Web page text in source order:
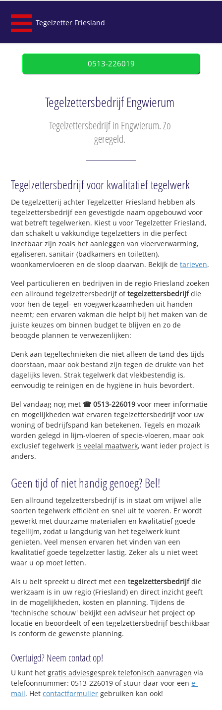
Tegelzetter Friesland
0513-226019
Tegelzettersbedrijf Engwierum
Tegelzettersbedrijf in Engwierum. Zo
geregeld.
Tegelzettersbedrijf voor kwalitatief tegelwerk
De tegelzetterij achter Tegelzetter Friesland hebben als
tegelzettersbedrijf een gevestigde naam opgebouwd voor
wat betreft tegelwerken. Kiest u voor Tegelzetter Friesland,
dan schakelt u vakkundige tegelzetters in die perfect
inzetbaar zijn zoals het aanleggen van vloerverwarming,
egaliseren, sanitair (badkamers en toiletten),
woonkamervloeren en de sloop daarvan. Bekijk detarieven.
Veel particulieren en bedrijven in de regio Friesland zoeken
een allround tegelzettersbedrijf oftegelzettersbedrijfdie
voor hen de tegel- en voegwerkzaamheden uit handen
neemt; een ervaren vakman die helpt bij het maken van de
juiste keuzes om binnen budget te blijven en zo de
beoogde plannen te verwezenlijken:
Denk aan tegeltechnieken die niet alleen de tand des tijds
doorstaan, maar ook bestand zijn tegen de drukte van het
dagelijks leven. Strak tegelwerk dat vlekbestendig is,
eenvoudig te reinigen en de hygiëne in huis bevordert.
Bel vandaag nog met ☎ 0513-226019 voor meer informatie
en mogelijkheden wat ervaren tegelzettersbedrijf voor uw
woning of bedrijfspand kan betekenen. Tegels en mozaïk
worden gelegd in lijm-vloeren of specie-vloeren, maar ook
exclusief tegelwerk is veelal maatwerk, want ieder project is
anders.
Geen tijd of niet handig genoeg? Bel!
Een allround tegelzettersbedrijf is in staat om vrijwel alle
soorten tegelwerk efficiënt en snel uit te voeren. Er wordt
gewerkt met duurzame materialen en kwalitatief goede
tegellijm, zodat u langdurig van het tegelwerk kunt
genieten. Veel mensen ervaren het vinden van een
kwalitatief goede tegelzetter lastig. Zeker als u niet weet
waar u op moet letten.
Als u belt spreekt u direct met eentegelzettersbedrijfdie
werkzaam is in uw regio (Friesland) en direct inzicht geeft
in de mogelijkheden, kosten en planning. Tijdens de
'technische schouw' bekijkt een adviseur het project op
locatie en beoordeelt of een tegelzettersbedrijf beschikbaar
is conform de gewenste planning.
Overtuigd? Neem contact op!
U kunt hetgratis adviesgesprek telefonisch aanvragen via
telefoonnummer: 0513-226019 of stuur daar voor eene-
mail. Hetcontactformulier gebruiken kan ook!